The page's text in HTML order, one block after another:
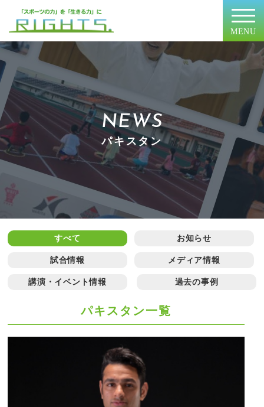
MENU
NEWS
パキスタン
すべて お知らせ
試合情報 メディア情報
講演・イベント情報 過去の事例
パキスタン一覧